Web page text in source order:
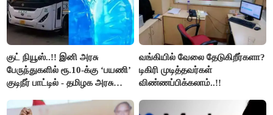
குட் நியூஸ்..!! இனி அரசு
பேருந்துகளில் ரூ.10-க்கு ‘பயணி’
குடிநீர் பாட்டில் - தமிழக அரசு
வங்கியில் வேலை தேடுகிறீர்களா?
டிகிரி முடித்தவர்கள்
விண்ணப்பிக்கலாம்..!!